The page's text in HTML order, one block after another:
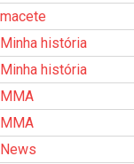
macete
Minha história
Minha história
MMA
MMA
News